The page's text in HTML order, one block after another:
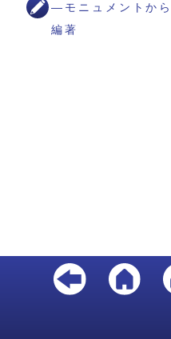
―モニュメントか
編著